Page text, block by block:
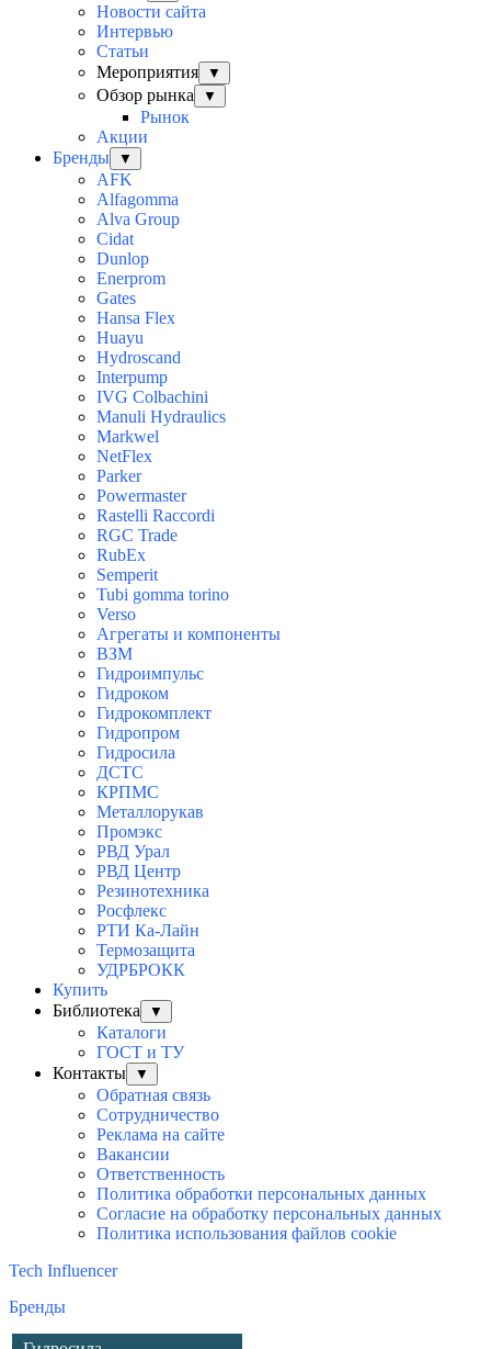
Новости сайта
Интервью
Статьи
Мероприятия
▼
Обзор рынка ▼
Рынок
Акции
Бренды
▼
AFK
Alfagomma
Alva Group
Cidat
Dunlop
Enerprom
Gates
Hansa Flex
Huayu
Hydroscand
Interpump
IVG Colbachini
Manuli Hydraulics
Markwel
NetFlex
Parker
Powermaster
Rastelli Raccordi
RGC Trade
RubEx
Semperit
Tubi gomma torino
Verso
Агрегаты и компоненты
ВЗМ
Гидроимпульс
Гидроком
Гидрокомплект
Гидропром
Гидросила
ДСТС
КРПМС
Металлорукав
Промэкс
РВД Урал
РВД Центр
Резинотехника
Росфлекс
РТИ Ка-Лайн
Термозащита
УДРБРОКК
Купить
Библиотека
▼
Каталоги
ГОСТ и ТУ
Контакты
▼
Обратная связь
Сотрудничество
Реклама на сайте
Вакансии
Ответственность
Политика обработки персональных данных
Согласие на обработку персональных данныx
Политика использования файлов cookie
Tech Influencer
Бренды